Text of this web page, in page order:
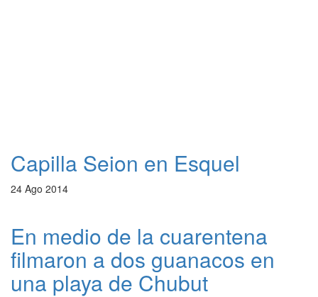
Capilla Seion en Esquel
24 Ago 2014
En medio de la cuarentena
filmaron a dos guanacos en
una playa de Chubut